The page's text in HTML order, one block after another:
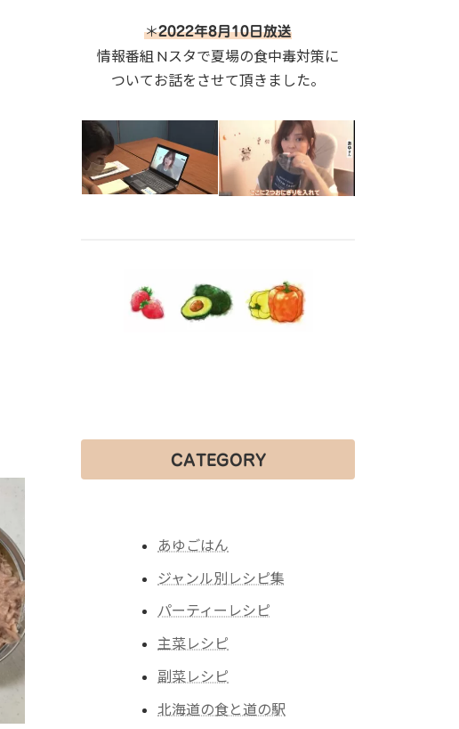
＊2022年8月10日放送
情報番組 Nスタで夏場の食中毒対策に
ついてお話をさせて頂きました。
CATEGORY
あゆごはん
ジャンル別レシピ集
パーティーレシピ
主菜レシピ
副菜レシピ
北海道の食と道の駅